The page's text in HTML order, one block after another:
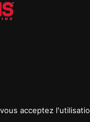
acceptez